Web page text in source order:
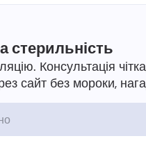
стерильність
Консультація